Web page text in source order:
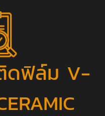
ติดฟิล์ม V-